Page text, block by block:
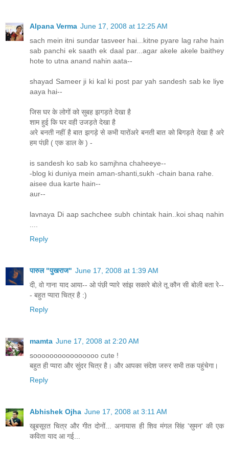
Alpana Verma June 17, 2008 at 12:25 AM
sach mein itni sundar tasveer hai...kitne pyare lag rahe hain
sab panchi ek saath ek daal par...agar akele akele baithey
hote to utna anand nahin aata--
shayad Sameer ji ki kal ki post par yah sandesh sab ke liye
aaya hai--
जिस घर के लोगों को सुबह झगड़ते देखा है
शाम हुई कि घर वही उजड़ते देखा है
अरे बनती नहीं है बात झगड़े से कभी यारोंअरे बनती बात को बिगड़ते देखा है अरे
हम पंछी ( एक डाल के ) -
is sandesh ko sab ko samjhna chaheeye--
-blog ki duniya mein aman-shanti,sukh -chain bana rahe.
aisee dua karte hain--
aur--
lavnaya Di aap sachchee subh chintak hain..koi shaq nahin
Reply
पारुल "पुखराज" June 17, 2008 at 1:39 AM
दी, वो गाना याद आया-- ओ पंछी प्यारे सांझ सकारे बोले तू कौन सी बोली बता रे--
- बहुत प्यारा चित्र है :)
Reply
mamta June 17, 2008 at 2:20 AM
soooooooooooooooo cute !
बहुत ही प्यारा और सुंदर चित्र है। और आपका संदेश जरुर सभी तक पहुंचेगा।
Reply
Abhishek Ojha June 17, 2008 at 3:11 AM
खूबसूरत चित्र और गीत दोनों... अनायास ही शिव मंगल सिंह 'सुमन' की एक
कविता याद आ गई...